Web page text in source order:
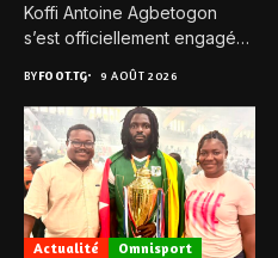
Koffi Antoine Agbetogon
s’est officiellement engagé
BYFOOT.TG 9 AOÛT 2026
Actualité
Omnisport